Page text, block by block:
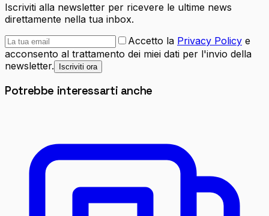
Iscriviti alla newsletter per ricevere le ultime news
direttamente nella tua inbox.
Accetto la Privacy Policy e
acconsento al trattamento dei miei dati per l'invio della
newsletter.
Iscriviti ora
Potrebbe interessarti anche